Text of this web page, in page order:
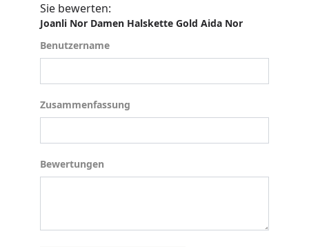
Sie bewerten:
Joanli Nor Damen Halskette Gold Aida Nor
Benutzername
Benutzername
Zusammenfassung
Zusammenfassung
Bewertungen
Bewertungen